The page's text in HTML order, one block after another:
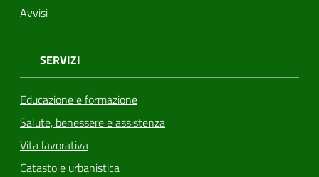
Avvisi
SERVIZI
Educazione e formazione
Salute, benessere e assistenza
Vita lavorativa
Catasto e urbanistica